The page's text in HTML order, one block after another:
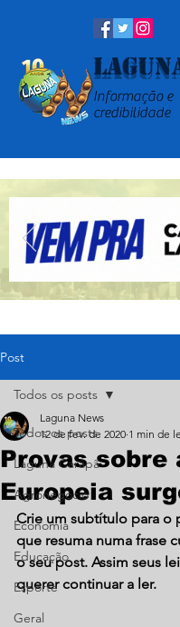
Informação e
credibilidade
Post
Todos os posts
Laguna Carapã
Agronegócio
Economia
Educação
Esporte
Geral
Todos os posts
Provas sobre
Europeia
Laguna News
12 de fev. de 2020 1 min de
Crie um subtítulo para o
que resuma numa frase
o seu post. Assim seus
querer continuar a ler.